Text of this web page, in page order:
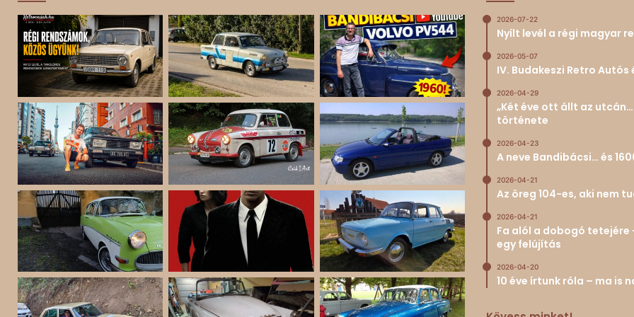
2026-07-22
Nyílt levél a régi magyar
2026-05-07
IV. Budakeszi Retro
2026-04-29
„Két éve ott állt az
története
2026-04-23
A neve Bandibácsi… és
2026-04-21
Az öreg 104-es, aki nem
2026-04-21
Fa alól a dobogó
egy felújítás
2026-04-20
10 éve írtunk róla – ma is